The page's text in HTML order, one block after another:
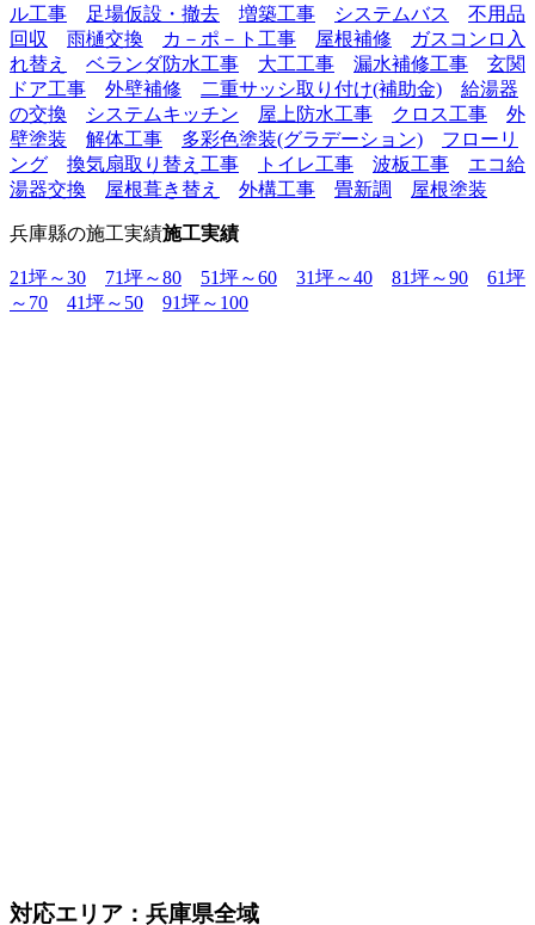
ル工事
足場仮設・撤去 増築工事 システムバス
不用品
回収
雨樋交換 カ－ポ－ト工事 屋根補修
ガスコンロ入
れ替え
ベランダ防水工事 大工工事 漏水補修工事
玄関
ドア工事
外壁補修 二重サッシ取り付け(補助金)
給湯器
の交換
システムキッチン 屋上防水工事 クロス工事
外
壁塗装
解体工事 多彩色塗装(グラデーション)
フローリ
ング
換気扇取り替え工事 トイレ工事 波板工事
エコ給
湯器交換
屋根葺き替え 外構工事 畳新調 屋根塗装
兵庫縣の施工実績施工実績
21坪～30 71坪～80 51坪～60 31坪～40 81坪～90
61坪
～70
41坪～50 91坪～100
対応エリア：兵庫県全域